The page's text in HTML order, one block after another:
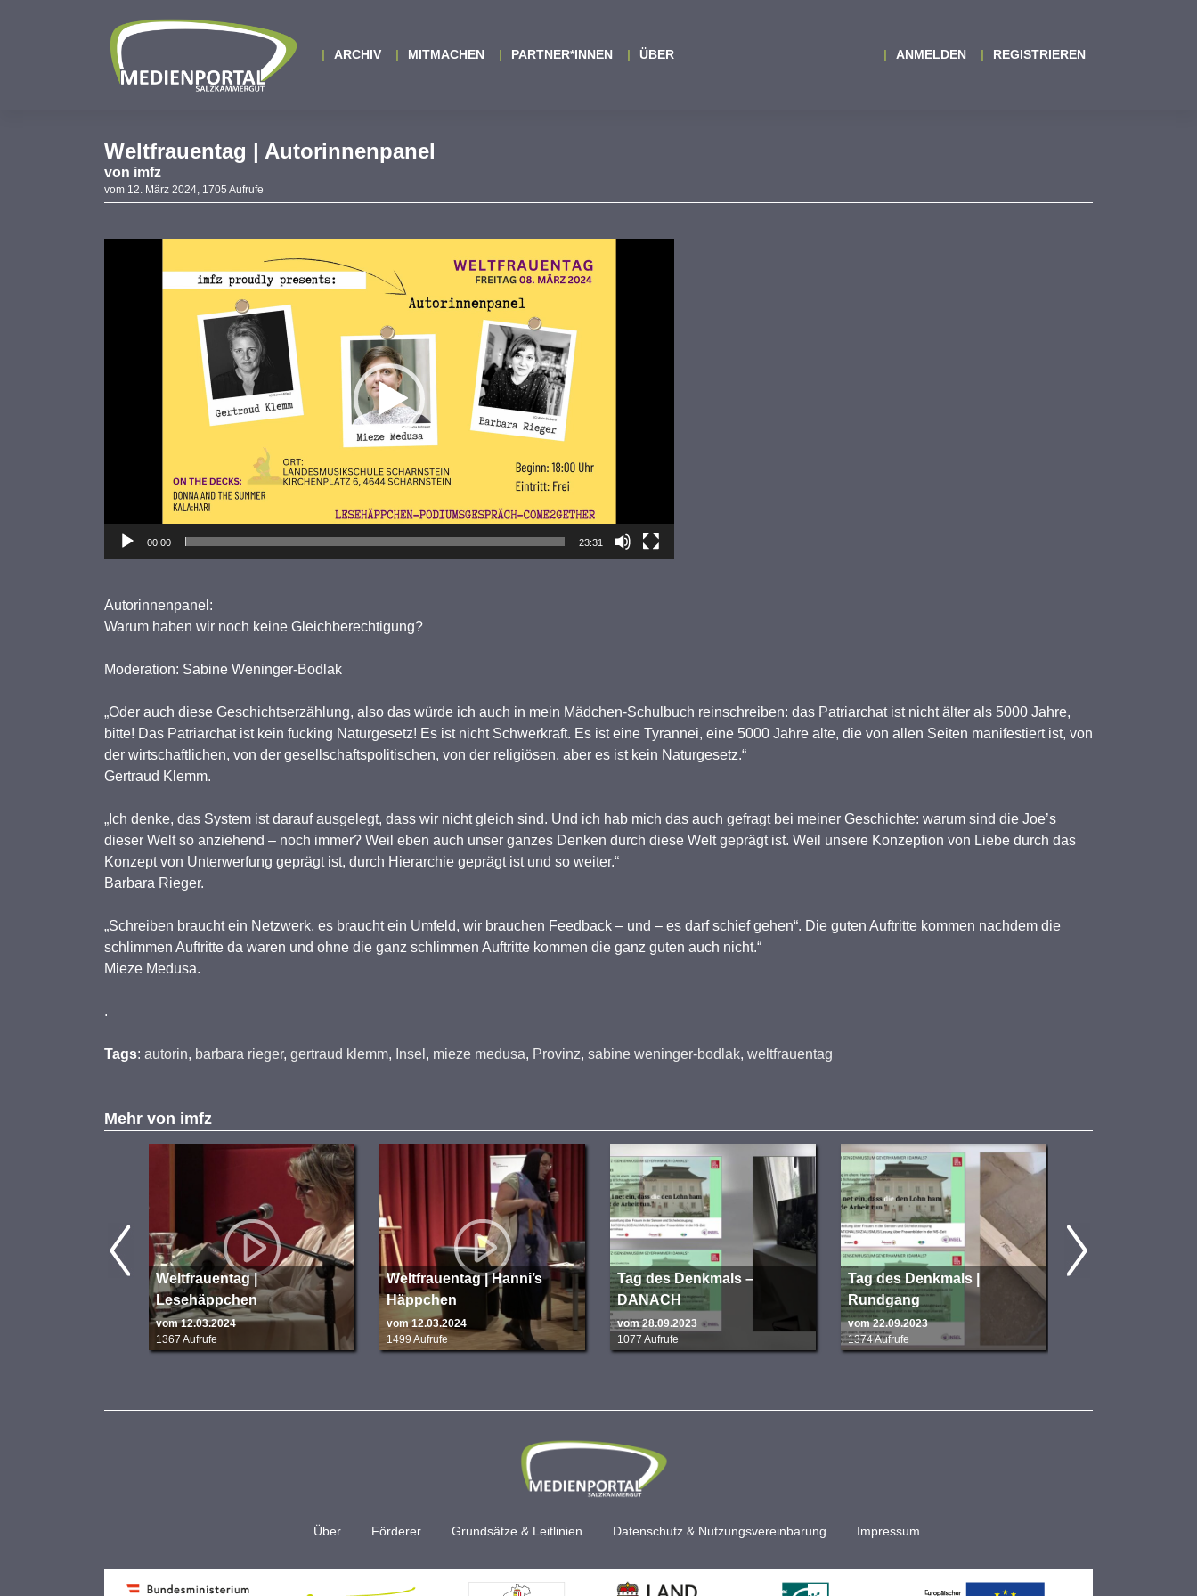
ARCHIV MITMACHEN PARTNER*INNEN ÜBER ANMELDEN REGISTRIEREN
Weltfrauentag | Autorinnenpanel
von imfz
vom 12. März 2024, 1705 Aufrufe
Player
00:00 23:31
Autorinnenpanel:
Warum haben wir noch keine Gleichberechtigung?
Moderation: Sabine Weninger-Bodlak
„Oder auch diese Geschichtserzählung, also das würde ich auch in mein Mädchen-Schulbuch reinschreiben: das Patriarchat ist nicht älter als 5000 Jahre,
bitte! Das Patriarchat ist kein fucking Naturgesetz! Es ist nicht Schwerkraft. Es ist eine Tyrannei, eine 5000 Jahre alte, die von allen Seiten manifestiert ist, von
der wirtschaftlichen, von der gesellschaftspolitischen, von der religiösen, aber es ist kein Naturgesetz.“
Gertraud Klemm.
„Ich denke, das System ist darauf ausgelegt, dass wir nicht gleich sind. Und ich hab mich das auch gefragt bei meiner Geschichte: warum sind die Joe’s
dieser Welt so anziehend – noch immer? Weil eben auch unser ganzes Denken durch diese Welt geprägt ist. Weil unsere Konzeption von Liebe durch das
Konzept von Unterwerfung geprägt ist, durch Hierarchie geprägt ist und so weiter.“
Barbara Rieger.
„Schreiben braucht ein Netzwerk, es braucht ein Umfeld, wir brauchen Feedback – und – es darf schief gehen“. Die guten Auftritte kommen nachdem die
schlimmen Auftritte da waren und ohne die ganz schlimmen Auftritte kommen die ganz guten auch nicht.“
Mieze Medusa.
.
Tags: autorin, barbara rieger, gertraud klemm, Insel , mieze medusa, Provinz, sabine weninger-bodlak, weltfrauentag
Mehr von imfz
Weltfrauentag |
Lesehäppchen
vom 12.03.2024
1367 Aufrufe
Weltfrauentag | Hanni’s
Häppchen
vom 12.03.2024
1499 Aufrufe
Tag des Denkmals –
DANACH
vom 28.09.2023
1077 Aufrufe
Tag des Denkmals |
Rundgang
vom 22.09.2023
1374 Aufrufe
Über Förderer Grundsätze & Leitlinien Datenschutz & Nutzungsvereinbarung Impressum